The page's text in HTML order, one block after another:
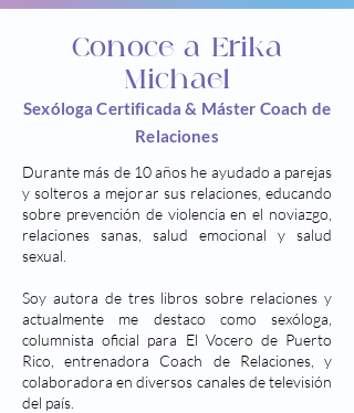
Conoce a Erika
Michael
Sexóloga Certificada & Máster Coach de
Relaciones
Durante más de 10 años he ayudado a parejas
y solteros a mejorar sus relaciones, educando
sobre prevención de violencia en el noviazgo,
relaciones sanas, salud emocional y salud
sexual.
Soy autora de tres libros sobre relaciones y
actualmente me destaco como sexóloga,
columnista oficial para El Vocero de Puerto
Rico, entrenadora Coach de Relaciones, y
colaboradora en diversos canales de televisión
del país.